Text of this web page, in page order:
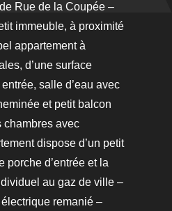
Rue de la Coupée –
immeuble, à proximité
appartement à
d’une surface
salle d’eau avec
et petit balcon
chambres avec
dispose d’un petit
porche d’entrée et la
au gaz de ville –
remanié –